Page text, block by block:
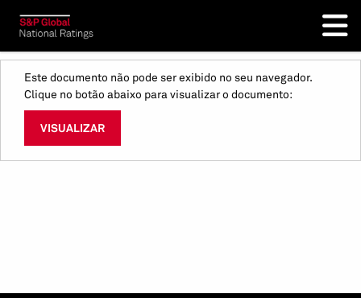
Este documento não pode ser exibido no seu navegador.
Clique no botão abaixo para visualizar o documento:
VISUALIZAR